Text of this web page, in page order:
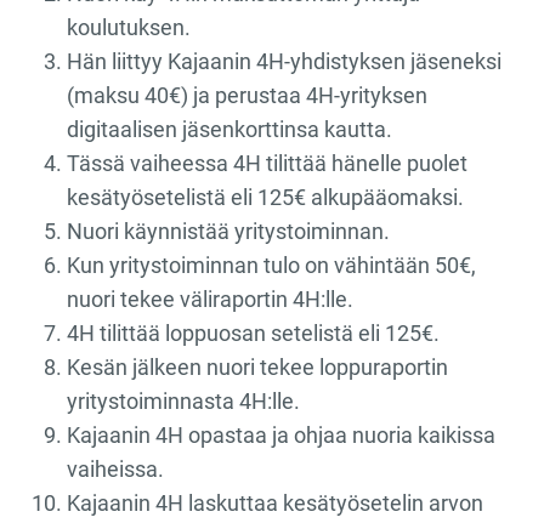
koulutuksen.
Hän liittyy Kajaanin 4H-yhdistyksen jäseneksi
(maksu 40€) ja perustaa 4H-yrityksen
digitaalisen jäsenkorttinsa kautta.
Tässä vaiheessa 4H tilittää hänelle puolet
kesätyösetelistä eli 125€ alkupääomaksi.
Nuori käynnistää yritystoiminnan.
Kun yritystoiminnan tulo on vähintään 50€,
nuori tekee väliraportin 4H:lle.
4H tilittää loppuosan setelistä eli 125€.
Kesän jälkeen nuori tekee loppuraportin
yritystoiminnasta 4H:lle.
Kajaanin 4H opastaa ja ohjaa nuoria kaikissa
vaiheissa.
Kajaanin 4H laskuttaa kesätyösetelin arvon